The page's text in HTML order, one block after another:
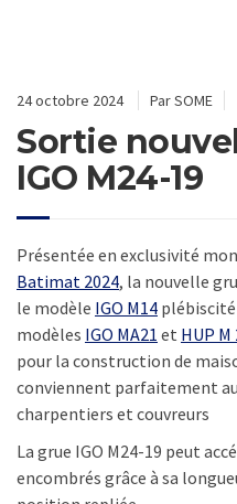
24 octobre 2024 Par SOME
Sortie
IGO M24-19
Présentée en exclusivité
Batimat 2024, la nouvelle
le modèle IGO M14
modèles IGO MA21 et HUP M
pour la construction de
conviennent parfaitement
charpentiers et couvreurs
La grue IGO M24-19 peut
encombrés grâce à sa